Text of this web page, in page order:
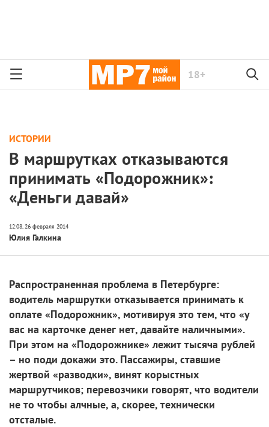
18+
ИСТОРИИ
В маршрутках отказываются
принимать «Подорожник»:
«Деньги давай»
Юлия Галкина
Распространенная проблема в Петербурге:
водитель маршрутки отказывается принимать к
оплате «Подорожник», мотивируя это тем, что «у
вас на карточке денег нет, давайте наличными».
При этом на «Подорожнике» лежит тысяча рублей
– но поди докажи это. Пассажиры, ставшие
жертвой «разводки», винят корыстных
маршрутчиков; перевозчики говорят, что водители
не то чтобы алчные, а, скорее, технически
отсталые.